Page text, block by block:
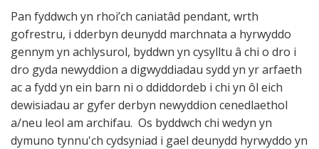
Pan fyddwch yn rhoi’ch caniatâd pendant, wrth
gofrestru, i dderbyn deunydd marchnata a hyrwyddo
gennym yn achlysurol, byddwn yn cysylltu â chi o dro i
dro gyda newyddion a digwyddiadau sydd yn yr arfaeth
ac a fydd yn ein barn ni o ddiddordeb i chi yn ôl eich
dewisiadau ar gyfer derbyn newyddion cenedlaethol
a/neu leol am archifau. Os byddwch chi wedyn yn
dymuno tynnu'ch cydsyniad i gael deunydd hyrwyddo yn